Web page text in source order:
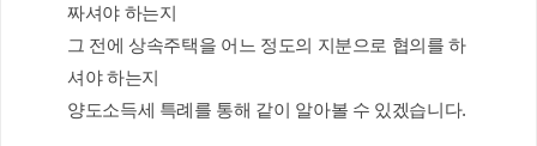
짜셔야 하는지
그 전에 상속주택을 어느 정도의 지분으로 협의를 하
셔야 하는지
양도소득세 특례를 통해 같이 알아볼 수 있겠습니다.